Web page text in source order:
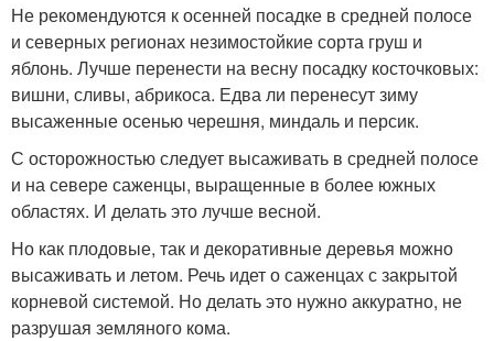
Не рекомендуются к осенней посадке в средней полосе
и северных регионах незимостойкие сорта груш и
яблонь. Лучше перенести на весну посадку косточковых:
вишни, сливы, абрикоса. Едва ли перенесут зиму
высаженные осенью черешня, миндаль и персик.
С осторожностью следует высаживать в средней полосе
и на севере саженцы, выращенные в более южных
областях. И делать это лучше весной.
Но как плодовые, так и декоративные деревья можно
высаживать и летом. Речь идет о саженцах с закрытой
корневой системой. Но делать это нужно аккуратно, не
разрушая земляного кома.